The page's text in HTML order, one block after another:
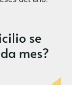
se
mes?